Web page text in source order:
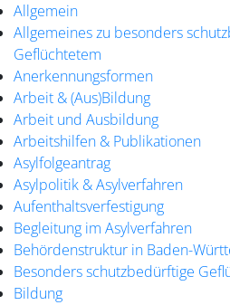
Allgemein
Allgemeines zu besonders
Geflüchtetem
Anerkennungsformen
Arbeit & (Aus)Bildung
Arbeit und Ausbildung
Arbeitshilfen & Publikationen
Asylfolgeantrag
Asylpolitik & Asylverfahren
Aufenthaltsverfestigung
Begleitung im Asylverfahren
Behördenstruktur in Baden-
Besonders schutzbedürftige
Bildung